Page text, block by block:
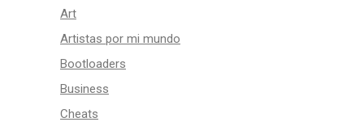
Art
Artistas por mi mundo
Bootloaders
Business
Cheats